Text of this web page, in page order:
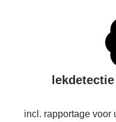
incl. rapportage voor